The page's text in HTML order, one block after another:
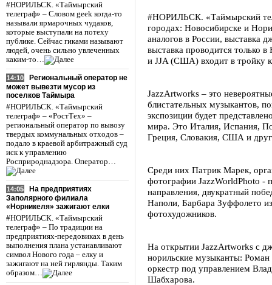
#НОРИЛЬСК. «Таймырский
телеграф» – Словом geek когда-то
называли ярмарочных чудаков,
которые выступали на потеху
публике. Сейчас гиками называют
людей, очень сильно увлеченных
каким-то…
14:10
Региональный оператор не
может вывезти мусор из
поселков Таймыра
#НОРИЛЬСК. «Таймырский
телеграф» – «РостТех» –
региональный оператор по вывозу
твердых коммунальных отходов –
подало в краевой арбитражный суд
иск к управлению
Росприроднадзора. Оператор…
14:05
На предприятиях
Заполярного филиала
«Норникеля» зажигают елки
#НОРИЛЬСК. «Таймырский
телеграф» – По традиции на
предприятиях-передовиках в день
выполнения плана устанавливают
символ Нового года – елку и
зажигают на ней гирлянды. Таким
образом…
#НОРИЛЬСК. «Таймырский
городах: Новосибирске и
аналогов в России, выставка
выставка проводится только
и JJA (США) входит в тройку
JazzArtworks – это
блистательных музыкантов,
экспозиции будет
мира. Это Италия, Испания,
Греция, Словакия, США и
Среди них Патрик Марек,
фотографии JazzWorldPhoto -
направления, двукратный
Наполи, Барбара Зуффолето
фотохудожников.
На открытии JazzArtworks с
норильские музыканты:
оркестр под управлением
Шабхарова.